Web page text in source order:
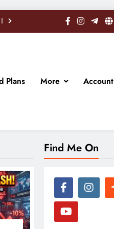
Plans More Account
Find Me On